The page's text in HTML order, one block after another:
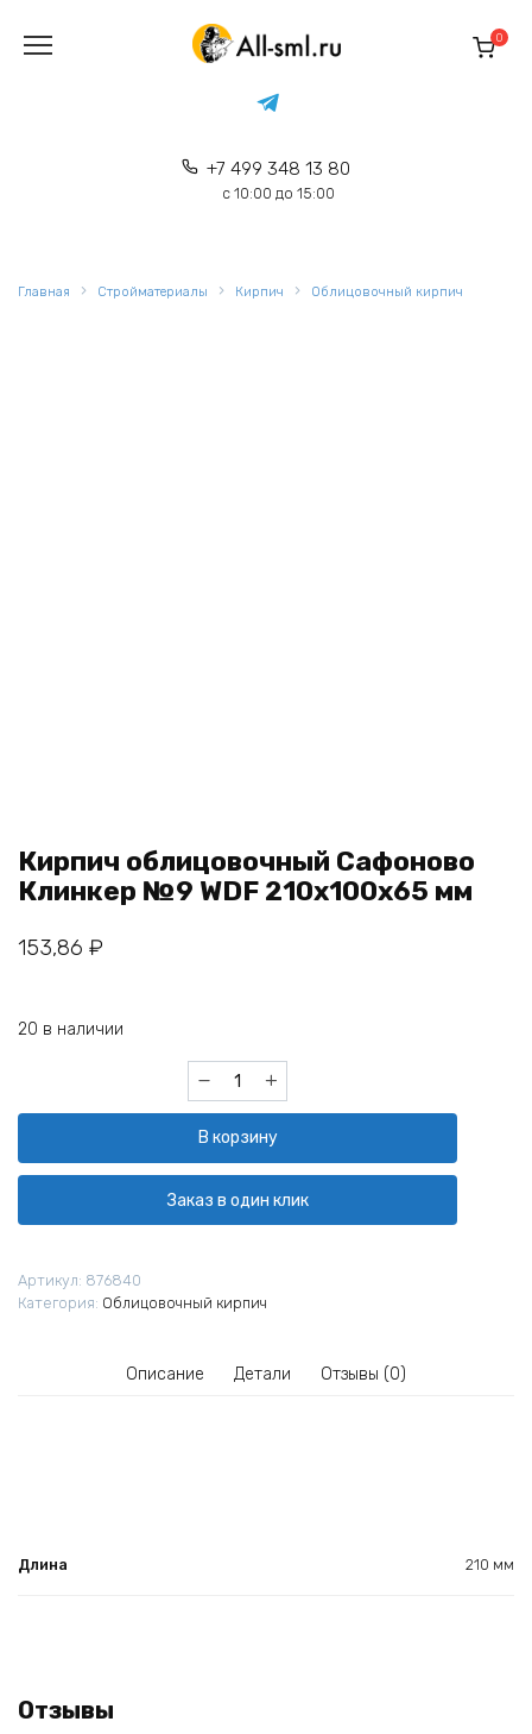
содержанию
+7 499 348 13 80
с 10:00 до 15:00
0
Главная Стройматериалы Кирпич Облицовочный кирпич
Кирпич облицовочный Сафоново
Клинкер №9 WDF 210х100х65 мм
153,86 ₽
20 в наличии
Количество
товара
облицовочный
Сафоново
Клинкер
№9
мм
В корзину
Заказ в один клик
Артикул: 876840
Категория: Облицовочный кирпич
Описание Детали Отзывы (0)
Длина 210 мм
Отзывы